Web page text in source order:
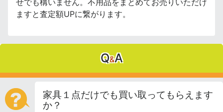
せでも構いません。不用品をまとめてお売りいただけ
ますと査定額UPに繋がります。
Q&A
家具１点だけでも買い取ってもらえます
か？